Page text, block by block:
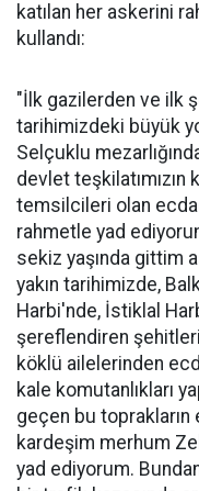
katılan her askerini
kullandı:
"İlk gazilerden ve ilk
tarihimizdeki büyük
Selçuklu
devlet teşkilatımızın
temsilcileri olan
rahmetle yad
sekiz yaşında gittim
yakın tarihimizde,
Harbi'nde, İstiklal
şereflendiren
köklü ailelerinden
kale komutanlıkları
geçen bu toprakların
kardeşim merhum
yad ediyorum.